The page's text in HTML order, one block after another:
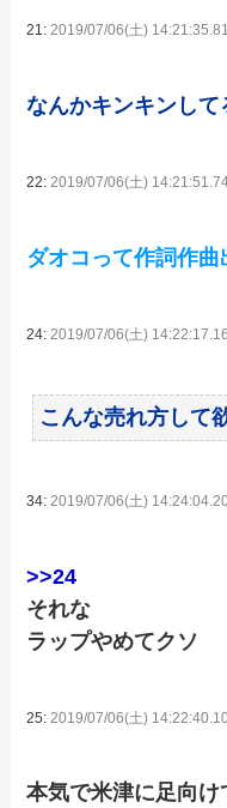
21:2019/07/06(土)
なんかキンキンして
22:2019/07/06(土)
ダオコって作詞作曲
24:2019/07/06(土)
こんな売れ方して
34: 2019/07/06(土)
>>24
それな
ラップやめてクソ
25: 2019/07/06(土)
本気で米津に足向